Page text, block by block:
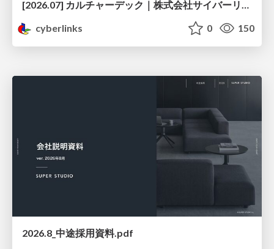
[2026.07] カルチャーデック｜株式会社サイバーリンクス
cyberlinks
0 150
2026.8_中途採用資料.pdf